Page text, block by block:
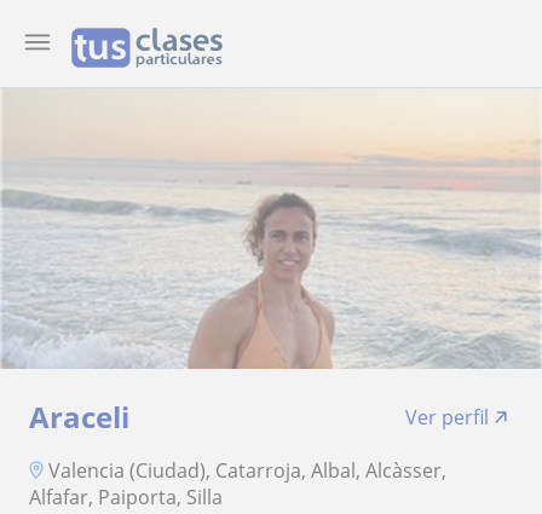
Araceli
Ver perfil
Valencia (Ciudad), Catarroja, Albal, Alcàsser,
Alfafar, Paiporta, Silla